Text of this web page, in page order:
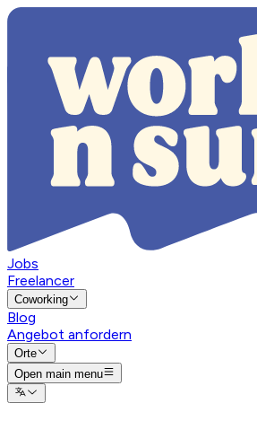
Jobs
Freelancer
Coworking
Blog
Angebot anfordern
Orte
Open main menu